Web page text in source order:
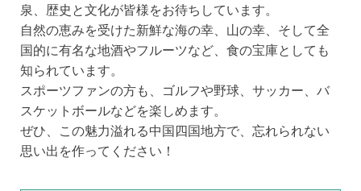
泉、歴史と文化が皆様をお待ちしています。
自然の恵みを受けた新鮮な海の幸、山の幸、そして全
国的に有名な地酒やフルーツなど、食の宝庫としても
知られています。
スポーツファンの方も、ゴルフや野球、サッカー、バ
スケットボールなどを楽しめます。
ぜひ、この魅力溢れる中国四国地方で、忘れられない
思い出を作ってください！
TOTTORI
SHIMANE
OKAYAMA
YAMAGUCHI
TOKUSHIMA
KAGAWA
EHIME
KOCHI